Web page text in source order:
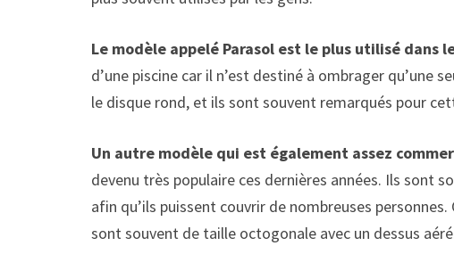
Le modèle appelé Parasol est le plus utilisé dans
d’une piscine car il n’est destiné à ombrager qu’une
le disque rond, et ils sont souvent remarqués pour
Un autre modèle qui est également assez
devenu très populaire ces dernières années. Ils sont
afin qu’ils puissent couvrir de nombreuses
sont souvent de taille octogonale avec un dessus